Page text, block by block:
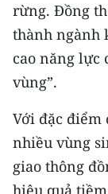
rừng. Đồng
thành ngành
cao năng lực
vùng”.
Với đặc
nhiều vùng
giao thông
hiệu quả